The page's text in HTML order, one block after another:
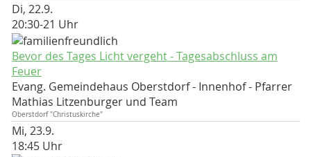
Di, 22.9.
20:30-21 Uhr
Bevor des Tages Licht vergeht - Tagesabschluss am
Feuer
Evang. Gemeindehaus Oberstdorf - Innenhof
Pfarrer
Mathias Litzenburger und Team
Oberstdorf "Christuskirche"
Mi, 23.9.
18:45 Uhr